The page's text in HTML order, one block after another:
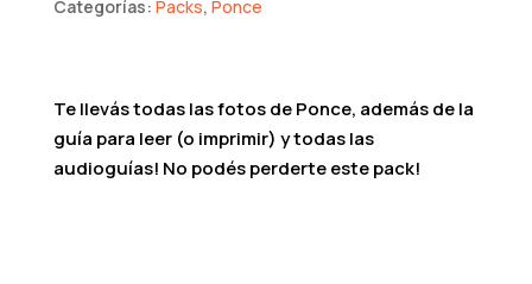
Categorías: Packs, Ponce
Te llevás todas las fotos de Ponce, además de la
guía para leer (o imprimir) y todas las
audioguías! No podés perderte este pack!